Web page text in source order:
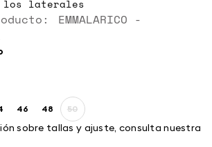
los laterales
EMMALARICO -
44
46Size:
46
48Size:
48
50Size:
50
sobre tallas y ajuste, consulta nuestra